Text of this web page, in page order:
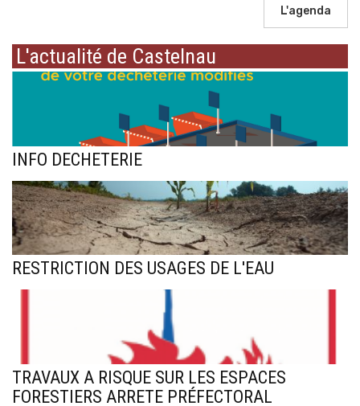
L'agenda
L'actualité de Castelnau
INFO DECHETERIE
RESTRICTION DES USAGES DE L'EAU
TRAVAUX A RISQUE SUR LES ESPACES
FORESTIERS ARRETE PRÉFECTORAL